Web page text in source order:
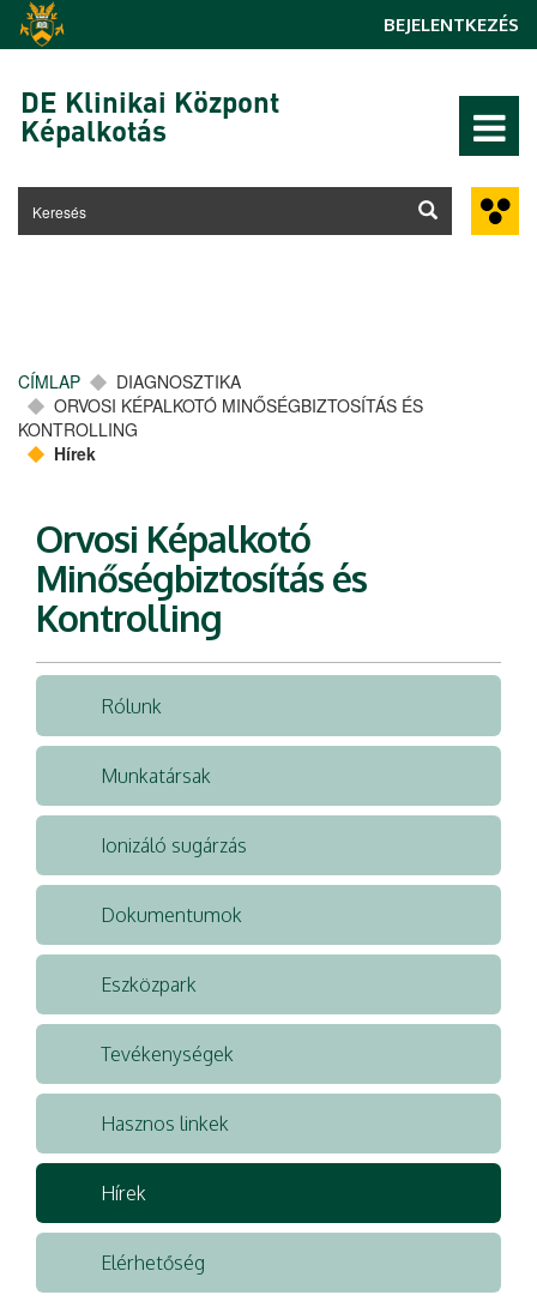
Ugrás a tartalomra
BEJELENTKEZÉS
DE Klinikai Központ
Képalkotás
CÍMLAP
DIAGNOSZTIKA
ORVOSI KÉPALKOTÓ MINŐSÉGBIZTOSÍTÁS ÉS
KONTROLLING
Hírek
Orvosi Képalkotó
Minőségbiztosítás és
Kontrolling
Rólunk
Munkatársak
Ionizáló sugárzás
Dokumentumok
Eszközpark
Tevékenységek
Hasznos linkek
Hírek
Elérhetőség